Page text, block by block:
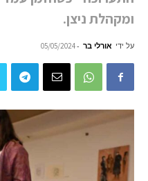
ומקהלת ניצן.
על ידי אורלי בר -
05/05/2024